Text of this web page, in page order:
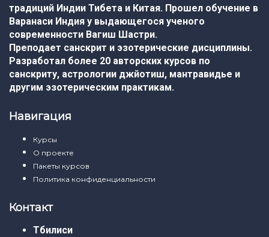
традиций Индии Тибета и Китая. Прошел обучение в
Варанаси Индия у выдающегося ученого
современности Вагиш Шастри.
Преподает санскрит и эзотерические дисциплины.
Разработал более 20 авторских курсов по
санскриту, астрологии джйотиш, мантравидье и
другим эзотерическим практикам.
Навигация
Курсы
О проекте
Пакеты курсов
Политика конфиденциальности
Контакт
Тбилиси